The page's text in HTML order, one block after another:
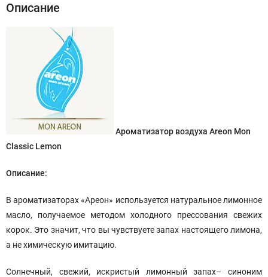
Описание
Ароматизатор воздуха Areon Mon
Classic Lemon
Описание:
В ароматизаторах «Ареон» используется натуральное лимонное
масло, получаемое методом холодного прессования свежих
корок. Это значит, что вы чувствуете запах настоящего лимона,
а не химическую имитацию.
Солнечный, свежий, искристый лимонный запах– синоним